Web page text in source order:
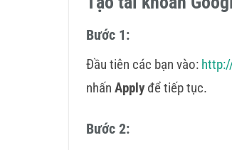
Bước 1:
Đầu tiên các bạn vào:
nhấn Applyđể tiếp tục.
Bước 2: